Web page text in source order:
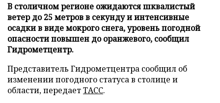
В столичном регионе ожидаются шквалистый
ветер до 25 метров в секунду и интенсивные
осадки в виде мокрого снега, уровень погодной
опасности повышен до оранжевого, сообщил
Гидрометцентр.
Представитель Гидрометцентра сообщил об
изменении погодного статуса в столице и
области, передаетТАСС.